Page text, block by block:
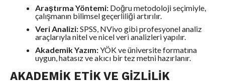
Araştırma Yöntemi:Doğru metodoloji seçimiyle,
çalışmanın bilimsel geçerliliği artırılır.
Veri Analizi:SPSS, NVivo gibi profesyonel analiz
araçlarıyla nitel ve nicel veri analizleri yapılır.
Akademik Yazım:YÖK ve üniversite formatına
uygun, hatasız ve akıcı bir tez metni hazırlanır.
AKADEMIK ETIK VE GIZLILIK